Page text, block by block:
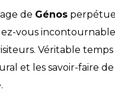
de Génos
vous
Véritable
et les savoir-faire